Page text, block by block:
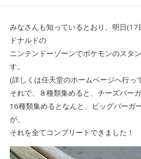
みなさんも知っているとおり、明日(17
ドナルドの
ニンテンドーゾーンでポケモンのスタ
す。
(詳しくは任天堂のホームページへ行っ
それで、８種類集めると、チーズバーガ
16種類集めるとなんと、ビッグバーガ
が、
それを全てコンプリートできました！